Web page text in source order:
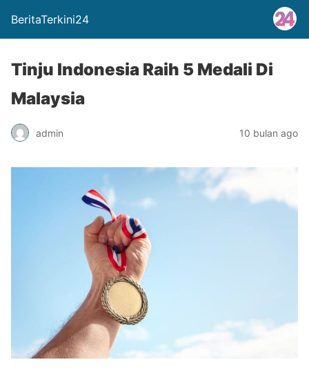
BeritaTerkini24
Tinju Indonesia Raih 5 Medali Di
Malaysia
admin 10 bulan ago